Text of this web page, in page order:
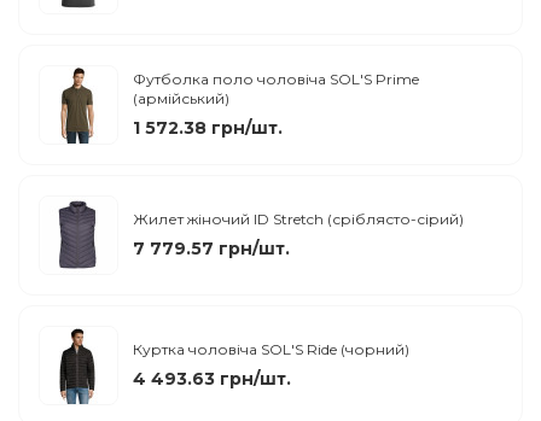
Футболка поло чоловіча SOL'S Prime
(армійський)
1 572.38 грн/шт.
Жилет жіночий ID Stretch (сріблясто-сірий)
7 779.57 грн/шт.
Куртка чоловіча SOL'S Ride (чорний)
4 493.63 грн/шт.